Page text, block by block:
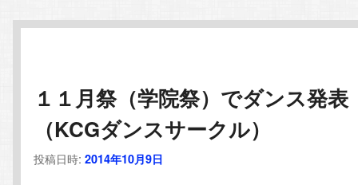
イ
コ
ン
ブ
ン
テ
１１月祭（学院祭）でダンス発表
（KCGダンスサークル）
投稿日時:2014年10月9日